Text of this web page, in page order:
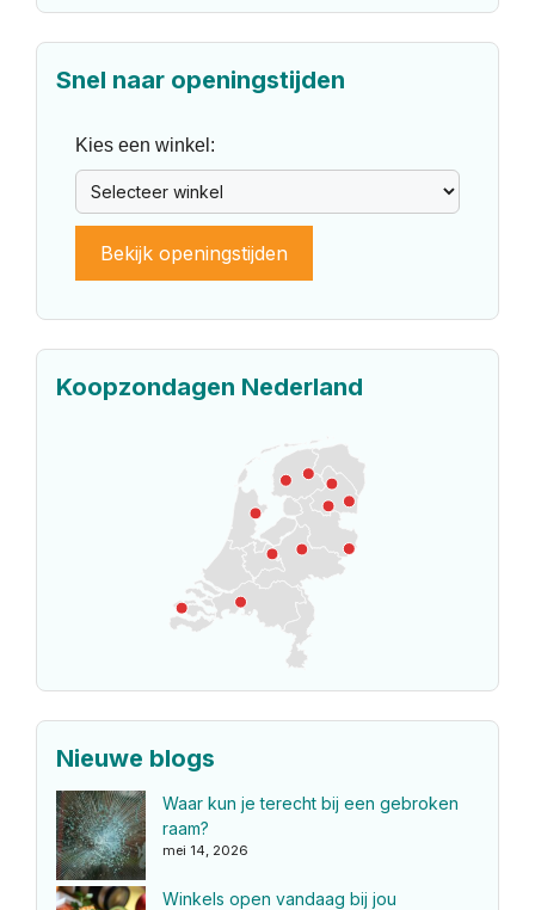
Snel naar openingstijden
Kies een winkel:
Bekijk openingstijden
Koopzondagen Nederland
Nieuwe blogs
Waar kun je terecht bij een gebroken
raam?
mei 14, 2026
Winkels open vandaag bij jou